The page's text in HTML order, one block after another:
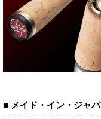
■ メイド・イン・ジャ